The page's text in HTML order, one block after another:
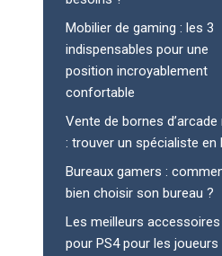
Mobilier de gaming : les 3
indispensables pour une
position incroyablement
confortable
Vente de bornes d’arcade
: trouver un spécialiste en
Bureaux gamers :
bien choisir son bureau ?
Les meilleurs accessoires
pour PS4 pour les joueurs